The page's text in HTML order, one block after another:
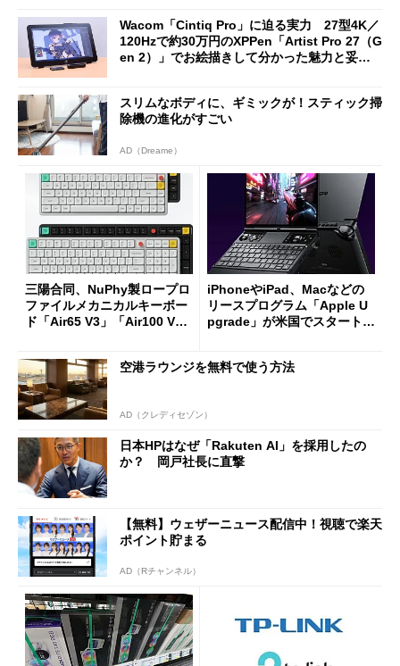
Wacom「Cintiq Pro」に迫る実力 27型4K／
120Hzで約30万円のXPPen「Artist Pro 27（G
en 2）」でお絵描きして分かった魅力と妥協
スリムなボディに、ギミックが！スティック掃
除機の進化がすごい
AD（Dreame）
三陽合同、NuPhy製ロープロ
ファイルメカニカルキーボー
ド「Air65 V3」「Air100 V
iPhoneやiPad、Macなどの
リースプログラム「Apple U
pgrade」が米国でスタート／
ut」が明...
空港ラウンジを無料で使う方法
AD（クレディセゾン）
日本HPはなぜ「Rakuten AI」を採用したの
か？ 岡戸社長に直撃
【無料】ウェザーニュース配信中！視聴で楽天
ポイント貯まる
AD（Rチャンネル）